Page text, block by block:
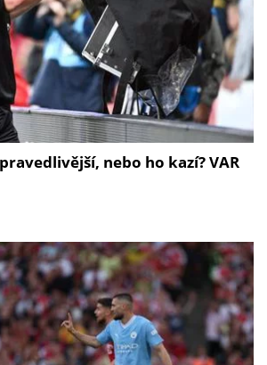
nebo ho kazí? VAR